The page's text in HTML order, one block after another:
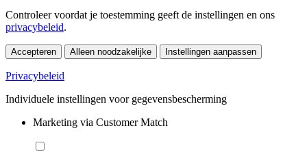
Controleer voordat je toestemming geeft de instellingen en ons
privacybeleid.
Accepteren Alleen noodzakelijke Instellingen aanpassen
Privacybeleid
Individuele instellingen voor gegevensbescherming
Marketing via Customer Match